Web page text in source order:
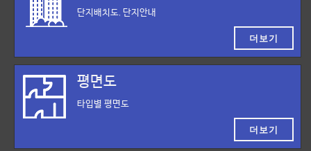
단지배치도, 단지안내
더보기
평면도
타입별 평면도
더보기